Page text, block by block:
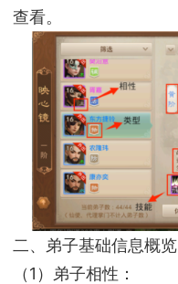
查看。
二、弟子基础信息概览
（1）弟子相性：